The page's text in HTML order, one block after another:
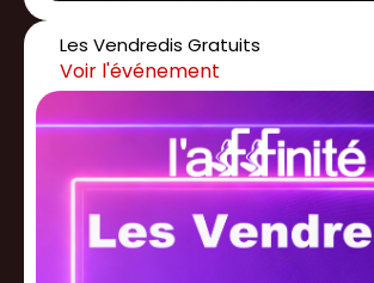
Les Vendredis Gratuits